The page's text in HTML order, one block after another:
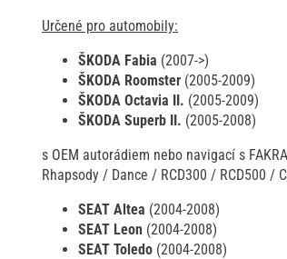
Určené pro automobily:
ŠKODA Fabia (2007->)
ŠKODA Roomster (2005-2009)
ŠKODA Octavia II. (2005-2009)
ŠKODA Superb II. (2005-2008)
s OEM autorádiem nebo navigací s
Rhapsody / Dance / RCD300 / RCD500 /
SEAT Altea (2004-2008)
SEAT Leon (2004-2008)
SEAT Toledo (2004-2008)